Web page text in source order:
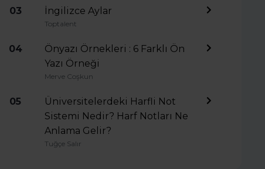
03 İngilizce Aylar
Toptalent
04
Önyazı Örnekleri : 6 Farklı Ön
Yazı Örneği
Merve Coşkun
05
Üniversitelerdeki Harfli Not
Sistemi Nedir? Harf Notları Ne
Anlama Gelir?
Tuğçe Salır